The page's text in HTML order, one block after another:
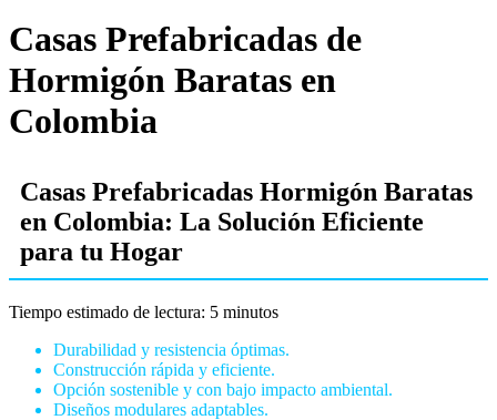
Casas Prefabricadas de
Hormigón Baratas en
Colombia
Casas Prefabricadas Hormigón Baratas
en Colombia: La Solución Eficiente
para tu Hogar
Tiempo estimado de lectura: 5 minutos
Durabilidad y resistencia óptimas.
Construcción rápida y eficiente.
Opción sostenible y con bajo impacto ambiental.
Diseños modulares adaptables.